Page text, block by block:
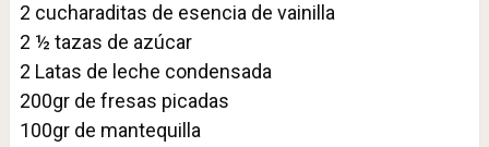
2 cucharaditas de esencia de vainilla⁣
2 ½ tazas de azúcar ⁣
2 Latas de leche condensada ⁣
200gr de fresas picadas ⁣
100gr de mantequilla ⁣